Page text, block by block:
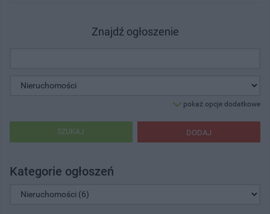
Znajdź ogłoszenie
pokaż opcje dodatkowe
DODAJ
SZUKAJ
Kategorie ogłoszeń